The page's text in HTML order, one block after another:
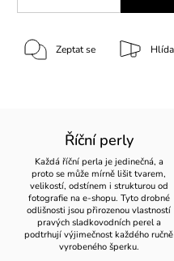
Zeptat se
Říční perly
Každá říční perla je jedinečná, a
proto se může mírně lišit tvarem,
velikostí, odstínem i strukturou od
fotografie na e-shopu. Tyto drobné
odlišnosti jsou přirozenou vlastností
pravých sladkovodních perel a
podtrhují výjimečnost každého ručně
vyrobeného šperku.